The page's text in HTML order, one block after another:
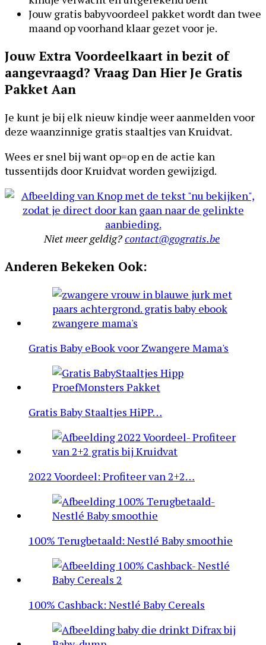
Jouw gratis babyvoordeel pakket wordt dan twee
maand op voorhand klaar gezet voor je.
Jouw Extra Voordeelkaart in bezit of
aangevraagd? Vraag Dan Hier Je Gratis
Pakket Aan
Je kunt je bij elk nieuw kindje weer aanmelden voor
deze waanzinnige gratis staaltjes van Kruidvat.
Wees er snel bij want op=op en de actie kan
tussentijds door Kruidvat worden gewijzigd.
Niet meer geldig?contact@gogratis.be
Anderen Bekeken Ook:
Gratis Baby eBook voor Zwangere Mama's
Gratis Baby Staaltjes HiPP…
2022 Voordeel: Profiteer van 2+2…
100% Terugbetaald: Nestlé Baby smoothie
100% Cashback: Nestlé Baby Cereals